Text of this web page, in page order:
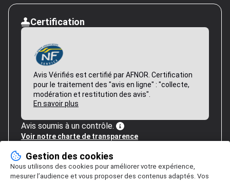
Certification
Avis Vérifiés est certifié par AFNOR. Certification
pour le traitement des "avis en ligne" : "collecte,
modération et restitution des avis".
En savoir plus
Avis soumis à un contrôle.
Voir notre charte de transparence
Gestion des cookies
Nous utilisons des cookies pour améliorer votre expérience,
mesurer l’audience et vous proposer des contenus adaptés. Vos